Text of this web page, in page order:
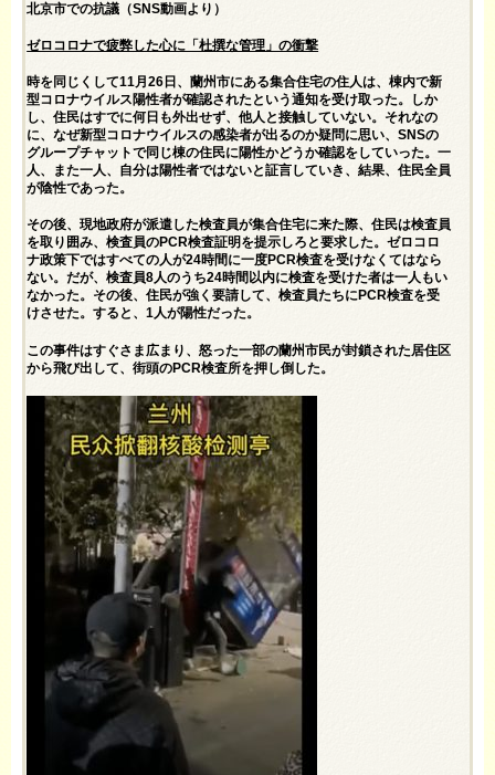
北京市での抗議（SNS動画より）
ゼロコロナで疲弊した心に「杜撰な管理」の衝撃
時を同じくして11月26日、蘭州市にある集合住宅の住人は、棟内で新
型コロナウイルス陽性者が確認されたという通知を受け取った。しか
し、住民はすでに何日も外出せず、他人と接触していない。それなの
に、なぜ新型コロナウイルスの感染者が出るのか疑問に思い、SNSの
グループチャットで同じ棟の住民に陽性かどうか確認をしていった。一
人、また一人、自分は陽性者ではないと証言していき、結果、住民全員
が陰性であった。
その後、現地政府が派遣した検査員が集合住宅に来た際、住民は検査員
を取り囲み、検査員のPCR検査証明を提示しろと要求した。ゼロコロ
ナ政策下ではすべての人が24時間に一度PCR検査を受けなくてはなら
ない。だが、検査員8人のうち24時間以内に検査を受けた者は一人もい
なかった。その後、住民が強く要請して、検査員たちにPCR検査を受
けさせた。すると、1人が陽性だった。
この事件はすぐさま広まり、怒った一部の蘭州市民が封鎖された居住区
から飛び出して、街頭のPCR検査所を押し倒した。